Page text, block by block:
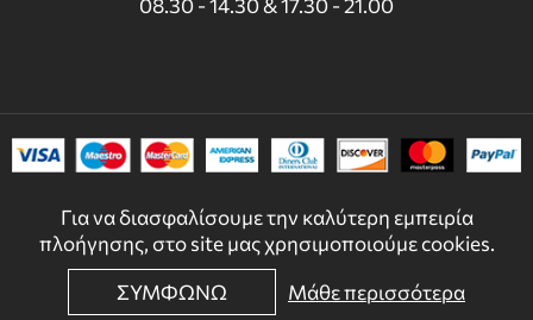
Για να διασφαλίσουμε την καλύτερη εμπειρία
πλοήγησης, στο site μας χρησιμοποιούμε cookies.
ΣΥΜΦΩΝΩ
Μάθε περισσότερα
08.30 - 14.30 & 17.30 - 21.00
© 2022 - 2026 DECORDICASA.GR - ALL RIGHTS RESERVED